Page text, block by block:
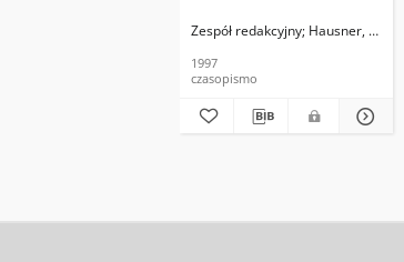
Zespół redakcyjny Hausner,
1997
czasopismo